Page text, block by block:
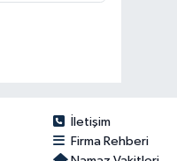
İletişim
Firma Rehberi